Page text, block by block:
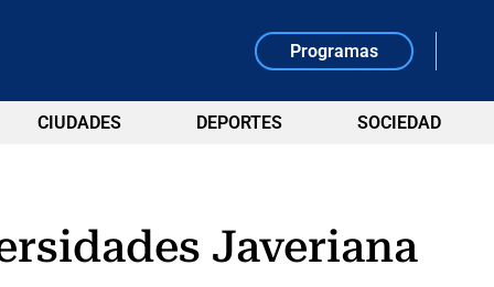
Programas
CIUDADES DEPORTES SOCIEDAD
Javeriana